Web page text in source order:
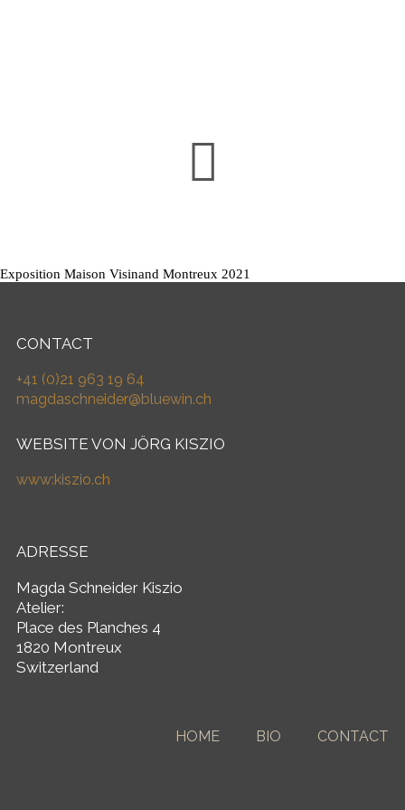
Exposition Maison Visinand Montreux 2021
CONTACT
+41 (0)21 963 19 64
magdaschneider@bluewin.ch
WEBSITE VON JÖRG KISZIO
www:kiszio.ch
ADRESSE
Magda Schneider Kiszio
Atelier:
Place des Planches 4
1820 Montreux
Switzerland
HOME BIO CONTACT